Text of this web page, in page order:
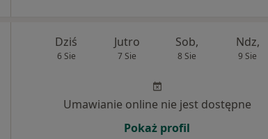
Dziś
6 Sie
Jutro
7 Sie
Sob,
8 Sie
Ndz,
9 Sie
Umawianie online nie jest dostępne
Pokaż profil